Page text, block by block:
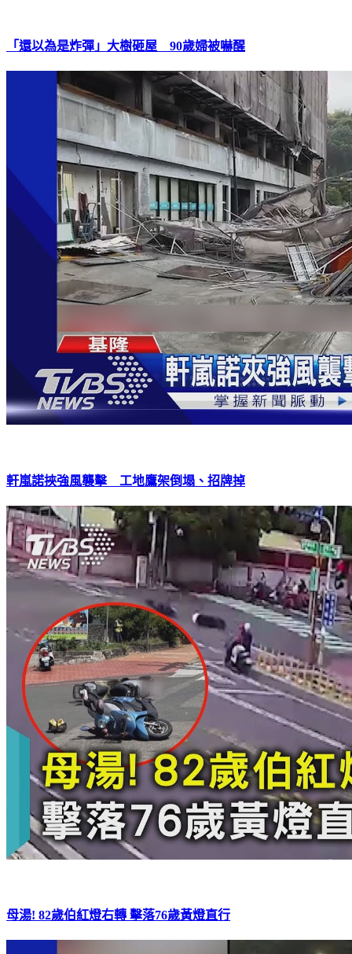
「還以為是炸彈」大樹砸屋 90歲婦被嚇醒
軒嵐諾挾強風襲擊 工地鷹架倒塌、招牌掉
母湯! 82歲伯紅燈右轉 擊落76歲黃燈直行